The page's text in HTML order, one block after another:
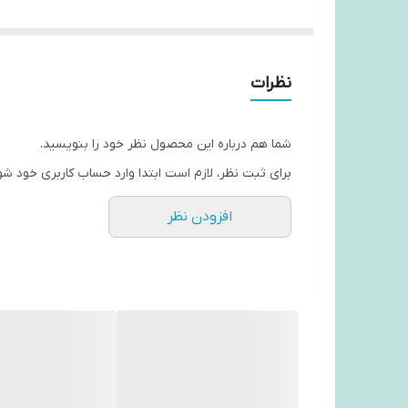
نظرات
شما هم درباره این محصول نظر خود را بنویسید.
برای ثبت نظر، لازم است ابتدا وارد حساب کاربری خود
افزودن نظر